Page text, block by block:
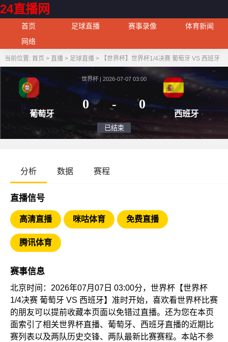
24直播网
首页 足球直播 赛事录像
体育新闻
网络
当前位置: 首页 > 直播> 足球直播> 【世界杯】世界杯1/4决赛 葡萄牙 VS 西班牙
葡萄牙
世界杯 | 2026-07-07 03:00
0
西
分析 数据 赛程
直播信号
高清直播 咪咕体育 免费直播
腾讯体育
赛事信息
北京时间：2026年07月07日 03:00分，世界杯【世界杯
1/4决赛 葡萄牙 VS 西班牙】准时开始，喜欢看世界杯比赛
的朋友可以提前收藏本页面以免错过直播。还为您在本页
面索引了相关世界杯直播、葡萄牙、西班牙直播的近期比
赛列表以及两队历史交锋、两队最新比赛赛程。本站不参